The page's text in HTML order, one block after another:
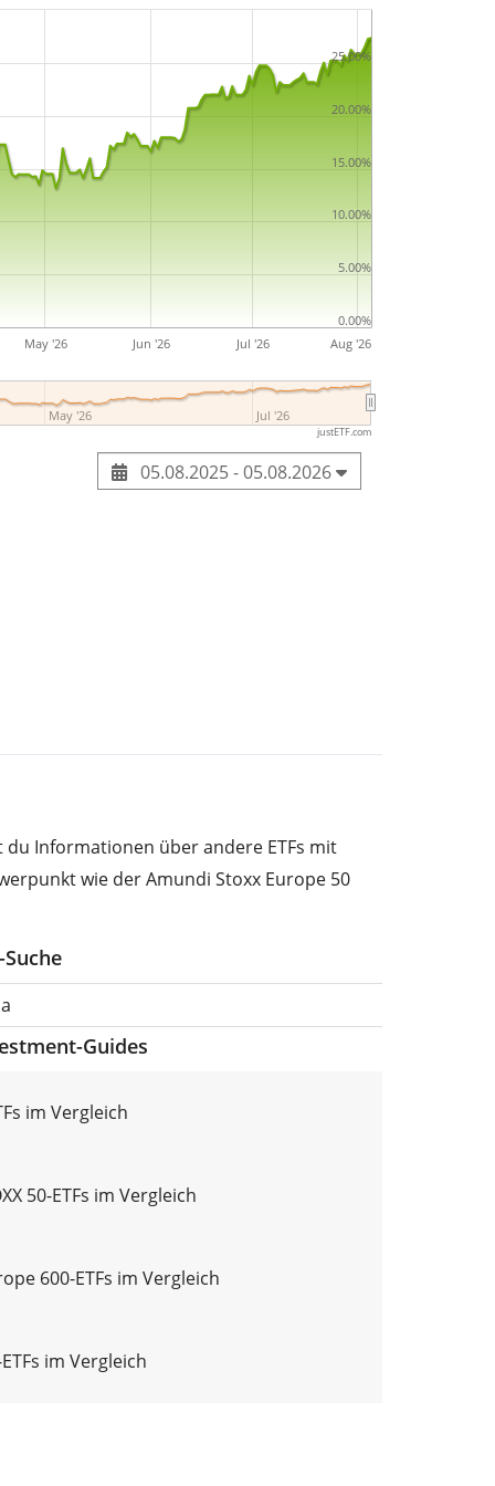
May '26 Jun '26 Jul '26 Aug '26
May '26 Jul '26
0.00%
5.00%
10.00%
15.00%
20.00%
25.00%
justETF.com
05.08.2025 - 05.08.2026
Informationen über andere ETFs mit
wie der Amundi Stoxx Europe 50
Guides
im Vergleich
50-ETFs im Vergleich
600-ETFs im Vergleich
im Vergleich